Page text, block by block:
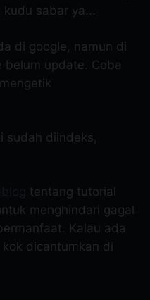
sabar ya...
di google, namun di
belum update. Coba
sudah diindeks,
tentang tutorial
menghindari gagal
Kalau ada
dicantumkan di